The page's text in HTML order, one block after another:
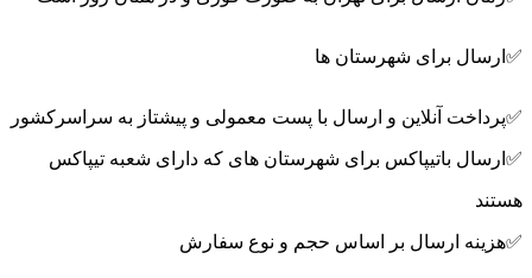
✅ارسال برای شهرستان ها
✅پرداخت آنلاین و ارسال با پست معمولی و پیشتاز به سراسرکشور
✅ارسال باتیپاکس برای شهرستان های که دارای شعبه تیپاکس
هستند
✅هزینه ارسال بر اساس حجم و نوع سفارش